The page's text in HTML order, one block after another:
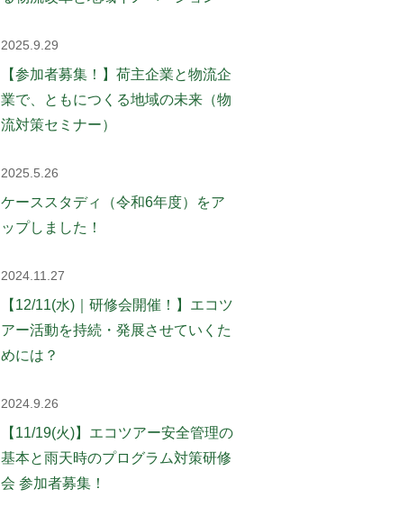
2025.9.29
【参加者募集！】荷主企業と物流企
業で、ともにつくる地域の未来（物
流対策セミナー）
2025.5.26
ケーススタディ（令和6年度）をア
ップしました！
2024.11.27
【12/11(水)｜研修会開催！】エコツ
アー活動を持続・発展させていくた
めには？
2024.9.26
【11/19(火)】エコツアー安全管理の
基本と雨天時のプログラム対策研修
会 参加者募集！